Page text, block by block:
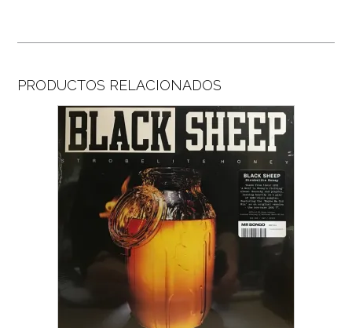
PRODUCTOS RELACIONADOS